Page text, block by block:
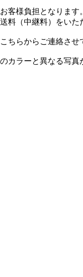
客様負担となります。
（中継料）をいた
ちらからご連絡させ
カラーと異なる写